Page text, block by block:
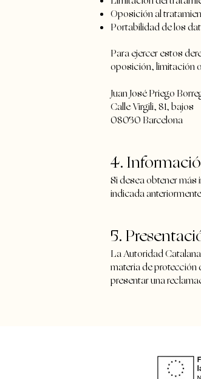
Oposición al
Portabilidad de los
Para ejercer estos
oposición, limitación
Juan José Priego
Calle Virgili, 81, bajos
08030 Barcelona
4.
Si desea obtener
indicada
5.
La Autoridad
materia de protección
presentar una